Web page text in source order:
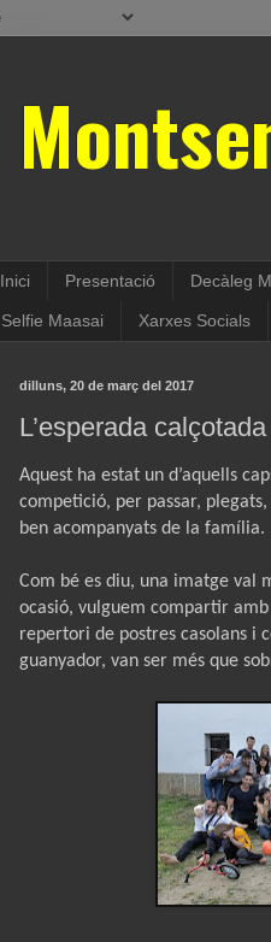
Inici Presentació Decàleg
Selfie Maasai Xarxes Socials
dilluns, 20 de març del 2017
L’esperada
Aquest ha estat un d’aquells
competició, per passar,
ben acompanyats de la família.
Com bé es diu, una imatge val
ocasió, vulguem compartir
repertori de postres casolans i
guanyador, van ser més que